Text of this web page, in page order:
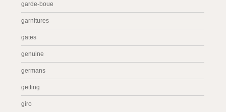
garde-boue
garnitures
gates
genuine
germans
getting
giro